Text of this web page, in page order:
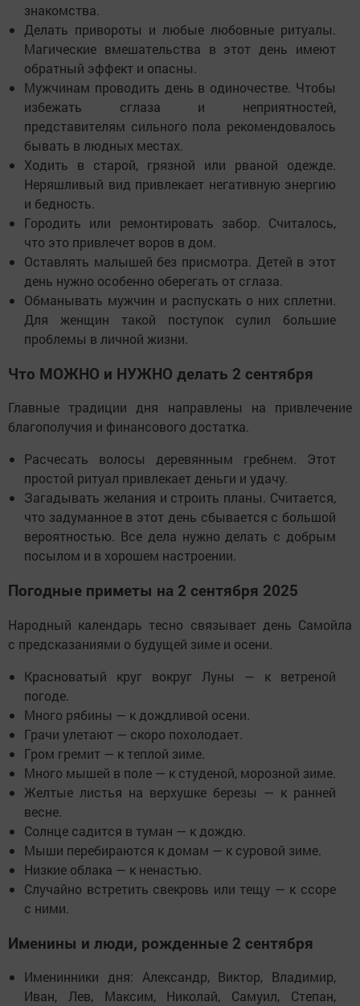
знакомства.
Делать привороты и любые любовные ритуалы.
Магические вмешательства в этот день имеют
обратный эффект и опасны.
Мужчинам проводить день в одиночестве. Чтобы
избежать сглаза и неприятностей,
представителям сильного пола рекомендовалось
бывать в людных местах.
Ходить в старой, грязной или рваной одежде.
Неряшливый вид привлекает негативную энергию
и бедность.
Городить или ремонтировать забор. Считалось,
что это привлечет воров в дом.
Оставлять малышей без присмотра. Детей в этот
день нужно особенно оберегать от сглаза.
Обманывать мужчин и распускать о них сплетни.
Для женщин такой поступок сулил большие
проблемы в личной жизни.
Что МОЖНО и НУЖНО делать 2 сентября
Главные традиции дня направлены на привлечение
благополучия и финансового достатка.
Расчесать волосы деревянным гребнем. Этот
простой ритуал привлекает деньги и удачу.
Загадывать желания и строить планы. Считается,
что задуманное в этот день сбывается с большой
вероятностью. Все дела нужно делать с добрым
посылом и в хорошем настроении.
Погодные приметы на 2 сентября 2025
Народный календарь тесно связывает день Самойла
с предсказаниями о будущей зиме и осени.
Красноватый круг вокруг Луны — к ветреной
погоде.
Много рябины — к дождливой осени.
Грачи улетают — скоро похолодает.
Гром гремит — к теплой зиме.
Много мышей в поле — к студеной, морозной зиме.
Желтые листья на верхушке березы — к ранней
весне.
Солнце садится в туман — к дождю.
Мыши перебираются к домам — к суровой зиме.
Низкие облака — к ненастью.
Случайно встретить свекровь или тещу — к ссоре
с ними.
Именины и люди, рожденные 2 сентября
Именинники дня: Александр, Виктор, Владимир,
Иван, Лев, Максим, Николай, Самуил, Степан,